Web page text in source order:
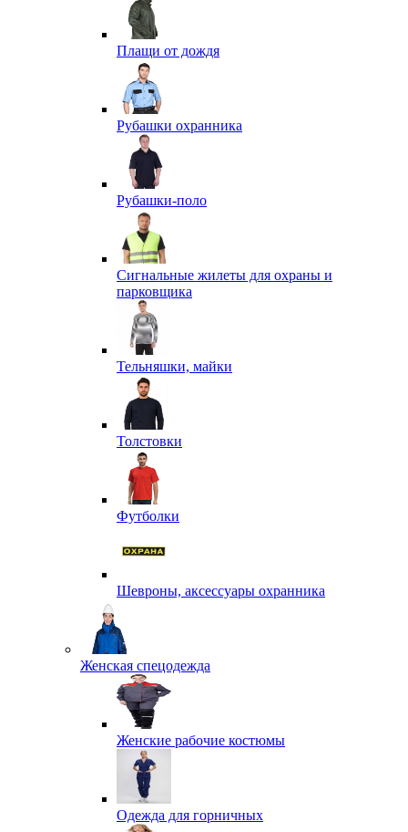
Плащи от дождя
Рубашки охранника
Рубашки-поло
Сигнальные жилеты для охраны и
парковщика
Тельняшки, майки
Толстовки
Футболки
Шевроны, аксессуары охранника
Женская спецодежда
Женские рабочие костюмы
Одежда для горничных